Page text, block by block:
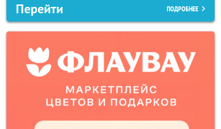
Перейти ПОДРОБНЕЕ